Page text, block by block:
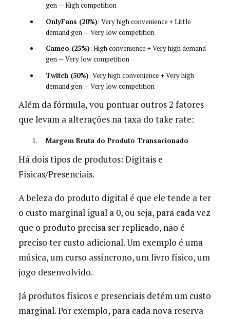
gen — High competition
OnlyFans (20%): Very high convenience + Little
demand gen — Very low competition
Cameo (25%): High convenience + Very high demand
gen — Very low competition
Twitch (50%): Very high convenience + Very high
demand gen — Very low competition
Além da fórmula, vou pontuar outros 2 fatores
que levam a alterações na taxa do take rate:
Margem Bruta do Produto Transacionado
Há dois tipos de produtos: Digitais e
Físicas/Presenciais.
A beleza do produto digital é que ele tende a ter
o custo marginal igual a 0, ou seja, para cada vez
que o produto precisa ser replicado, não é
preciso ter custo adicional. Um exemplo é uma
música, um curso assíncrono, um livro físico, um
jogo desenvolvido.
Já produtos físicos e presenciais detém um custo
marginal. Por exemplo, para cada nova reserva